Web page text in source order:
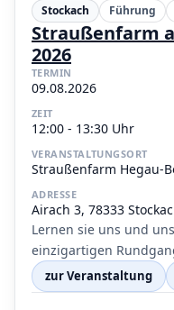
Stockach Führung
Straußenfarm
2026
TERMIN
09.08.2026
ZEIT
12:00 - 13:30 Uhr
VERANSTALTUNGSORT
Straußenfarm Hegau-
ADRESSE
Airach 3, 78333
Lernen sie uns und
einzigartigen
zur Veranstaltung